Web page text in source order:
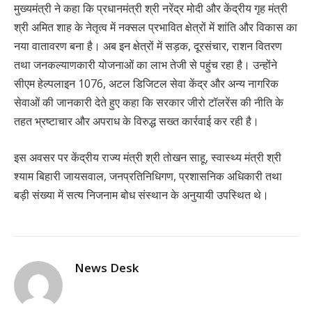
मुख्यमंत्री ने कहा कि प्रधानमंत्री श्री नरेंद्र मोदी और केंद्रीय गृह मंत्री
श्री अमित शाह के नेतृत्व में नक्सल प्रभावित क्षेत्रों में शांति और विकास का
नया वातावरण बना है। अब इन क्षेत्रों में सड़क, दूरसंचार, राशन वितरण
तथा जनकल्याणकारी योजनाओं का लाभ तेजी से पहुंच रहा है। उन्होंने
सीएम हेल्पलाइन 1076, अटल डिजिटल सेवा केंद्र और अन्य नागरिक
सेवाओं की जानकारी देते हुए कहा कि सरकार जीरो टॉलरेंस की नीति के
तहत भ्रष्टाचार और अपराध के विरुद्ध सख्त कार्रवाई कर रही है।
इस अवसर पर केंद्रीय राज्य मंत्री श्री तोखन साहू, स्वास्थ्य मंत्री श्री
श्याम बिहारी जायसवाल, जनप्रतिनिधिगण, प्रशासनिक अधिकारी तथा
बड़ी संख्या में सत्य निजनाम बोध संस्थान के अनुयायी उपस्थित थे।
News Desk